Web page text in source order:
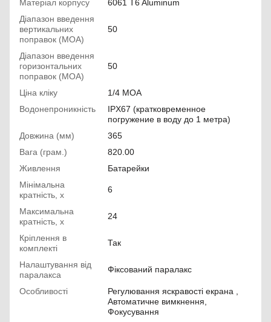
Матеріал корпусу
6061 T6 Aluminum
Діапазон введення
вертикальних
поправок (МОА)
50
Діапазон введення
горизонтальних
поправок (МОА)
50
Ціна кліку
1/4 MOA
Водонепроникність
IPX67 (кратковременное
погружение в воду до 1 метра)
Довжина (мм)
365
Вага (грам.)
820.00
Живлення
Батарейки
Мінімальна
кратність, х
6
Максимальна
кратність, х
24
Кріплення в
комплекті
Так
Налаштування від
паралакса
Фіксований паралакс
Особливості
Регулювання яскравості екрана ,
Автоматичне вимкнення,
Фокусування